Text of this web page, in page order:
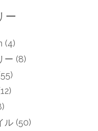
ー
(4)
ー (8)
ル (50)